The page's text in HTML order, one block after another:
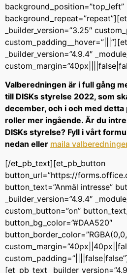
background_position=”top_left”
_builder_version=”3.25″
_builder_version=”4.9.4″
Valberedningen är i full gång
till DISKs styrelse 2022, som
december, och i och med
roller mer ingående. Är du
DISKs styrelse? Fyll i vårt
nedan eller maila
[/et_pb_text][et_pb_button
button_url=”https://
button_text=”Anmäl intresse”
_builder_version=”4.9.4″
custom_button=”on”
button_bg_color=”#DAA520″
[et_pb_text